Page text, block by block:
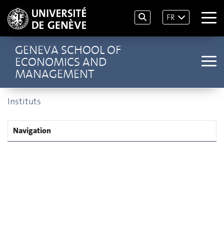
FR
GENEVA SCHOOL OF
ECONOMICS AND
MANAGEMENT
Instituts
Navigation